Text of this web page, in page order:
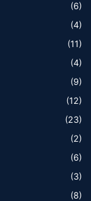
(6)
(4)
(11)
(4)
(9)
(12)
(23)
(2)
(6)
(3)
(8)